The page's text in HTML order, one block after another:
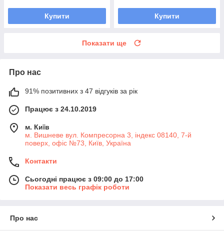
Купити Купити
Показати ще
Про нас
91% позитивних з 47 відгуків за рік
Працює з 24.10.2019
м. Київ
м. Вишневе вул. Компресорна 3, індекс 08140, 7-й
поверх, офіс №73, Київ, Україна
Контакти
Сьогодні працює з 09:00 до 17:00
Показати весь графік роботи
Про нас